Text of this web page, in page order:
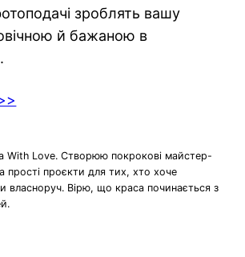
зроблять вашу
й бажаною в
With Love. Створюю покрокові майстер-
прості проєкти для тих, хто хоче
власноруч. Вірю, що краса починається з